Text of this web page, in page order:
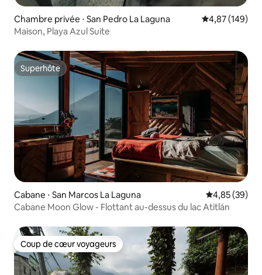
Chambre privée ⋅ San Pedro La Laguna Évaluation
4,87 (149)
Maison, Playa Azul Suite
Superhôte
Superhôte
Cabane ⋅ San Marcos La Laguna Évaluation
4,85 (39)
Cabane Moon Glow - Flottant au-dessus du lac Atitlán
Coup de cœur voyageurs
Coup de cœur voyageurs